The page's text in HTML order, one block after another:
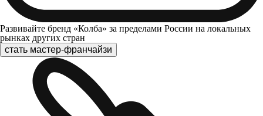
Развивайте бренд «Колба» за пределами России на локальных
рынках других стран
стать мастер-франчайзи